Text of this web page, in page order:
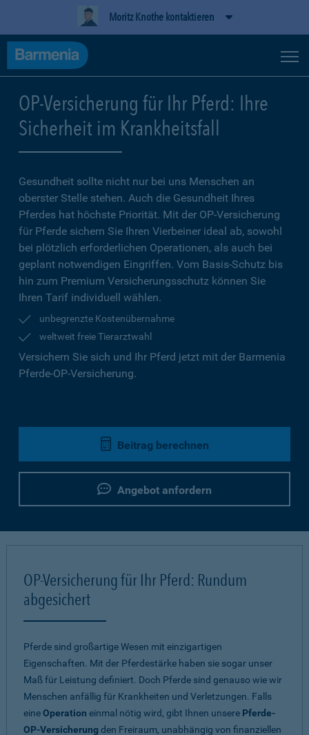
Moritz Knothe kontaktieren
OP-Versicherung für Ihr Pferd: Ihre
Sicherheit im Krankheitsfall
Gesundheit sollte nicht nur bei uns Menschen an
oberster Stelle stehen. Auch die Gesundheit Ihres
Pferdes hat höchste Priorität. Mit der OP-Versicherung
für Pferde sichern Sie Ihren Vierbeiner ideal ab, sowohl
bei plötzlich erforderlichen Operationen, als auch bei
geplant notwendigen Eingriffen. Vom Basis-Schutz bis
hin zum Premium Versicherungsschutz können Sie
Ihren Tarif individuell wählen.
unbegrenzte Kostenübernahme
weltweit freie Tierarztwahl
Versichern Sie sich und Ihr Pferd jetzt mit der Barmenia
Pferde-OP-Versicherung.
Beitrag berechnen
Angebot anfordern
OP-Versicherung für Ihr Pferd: Rundum
abgesichert
Pferde sind großartige Wesen mit einzigartigen
Eigenschaften. Mit der Pferdestärke haben sie sogar unser
Maß für Leistung definiert. Doch Pferde sind genauso wie wir
Menschen anfällig für Krankheiten und Verletzungen. Falls
eineOperation einmal nötig wird, gibt Ihnen unsere Pferde-
OP-Versicherung den Freiraum, unabhängig von finanziellen